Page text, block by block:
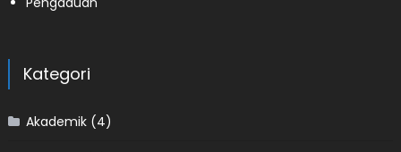
Kategori
Akademik(4)